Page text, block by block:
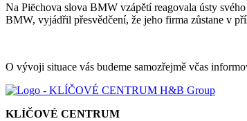
Na Piëchova slova BMW vzápětí reagovala ústy
BMW, vyjádřil přesvědčení, že jeho firma zůstane v
O vývoji situace vás budeme samozřejmě včas
KLÍČOVÉ CENTRUM